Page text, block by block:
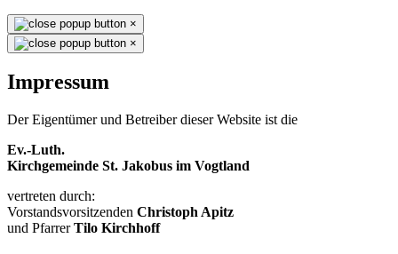
×
×
Impressum
Der Eigentümer und Betreiber dieser Website ist die
Ev.-Luth.
Kirchgemeinde St. Jakobus im Vogtland
vertreten durch:
Vorstandsvorsitzenden Christoph Apitz
und PfarrerTilo Kirchhoff